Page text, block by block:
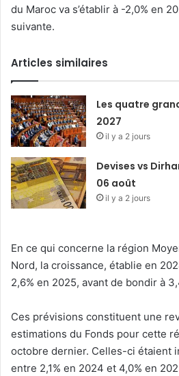
du Maroc va s’établir à -2,0% en
suivante.
Articles similaires
Les quatre
2027
il y a 2 jours
Devises vs
06 août
il y a 2 jours
En ce qui concerne la région
Nord, la croissance, établie en
2,6% en 2025, avant de bondir à
Ces prévisions constituent une
estimations du Fonds pour cette
octobre dernier. Celles-ci étaient
entre 2,1% en 2024 et 4,0% en